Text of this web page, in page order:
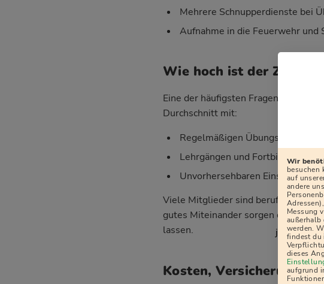
Mehrere Schnupperdienste bei
Aufnahme in die Feuerwehr und
Wie hoch ist der
Eine der häufigsten Fragen lautet:
Durchschnitt mit:
Regelmäßigen Übungsdiensten
Lehrgängen und Fortbildungen,
Unvorhersehbaren Einsätzen,
Viele Mitglieder sind berufstätig, in
gutes Miteinander sorgen dafür,
lassen.
Kosten, Versicherung
j
Wir
besuchen
auf
andere
Messung
außerhalb
werden.
findest du
dieses
aufgrund